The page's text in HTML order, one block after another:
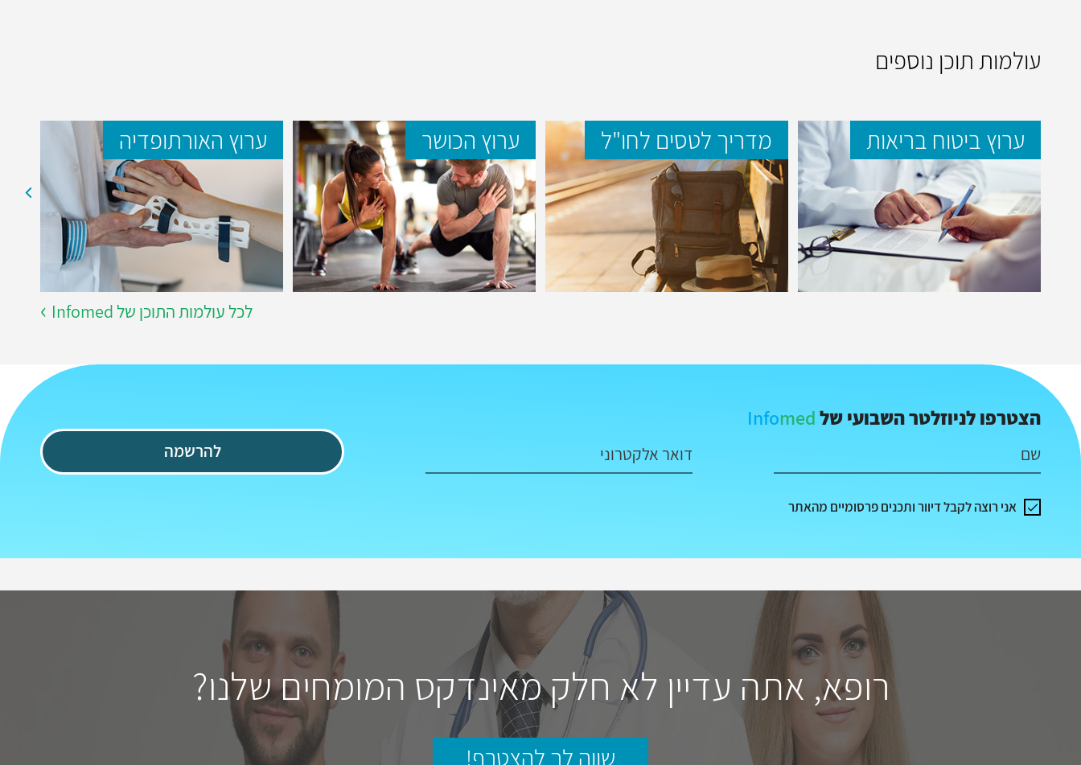
עולמות תוכן נוספים
ערוץ ביטוח בריאות מדריך לטסים לחו"ל ערוץ הכושר ערוץ האורתופדיה
לכל עולמות התוכן של Infomed
הצטרפו לניוזלטר השבועי של Infomed
שם דואר אלקטרוני להרשמה
אני רוצה לקבל דיוור ותכנים פרסומיים מהאתר
רופא, אתה עדיין לא חלק מאינדקס המומחים שלנו?
שווה לך להצטרף!